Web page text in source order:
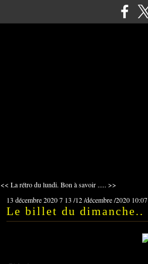
<< La rétro du lundi. Bon à savoir ..... >>
13 décembre 20207 13 /12/décembre/2020 10:07
Le billet du dimanche..